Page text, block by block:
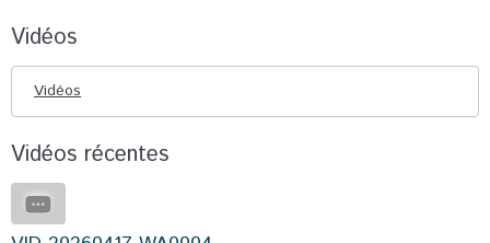
Vidéos
Vidéos
Vidéos récentes